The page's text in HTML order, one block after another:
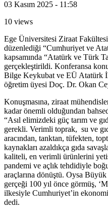
03 Kasım 2025 - 11:58
10 views
Ege Üniversitesi Ziraat
düzenlediği “Cumhuriyet ve
kapsamında “Atatürk ve Türk
gerçekleştirildi. Konferansa
Bilge Keykubat ve EÜ Atatürk
öğretim üyesi Doç. Dr. Okan
Konuşmasına, ziraat
kadar önemli olduğundan
“Asıl elimizdeki güç tarım ve
gerekli. Verimli toprak, su ve
aracından, tanktan, tüfekten,
kaynakları azaldıkça gıda
kaliteli, en verimli ürünlerini
pandemi ve açlık tehdidiyle
araçlarına dönüştü. Oysa
gerçeği 100 yıl önce görmüş,
ilkesiyle Cumhuriyet’in
dedi.